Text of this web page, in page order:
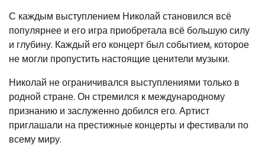
С каждым выступлением Николай становился всё
популярнее и его игра приобретала всё большую силу
и глубину. Каждый его концерт был событием, которое
не могли пропустить настоящие ценители музыки.
Николай не ограничивался выступлениями только в
родной стране. Он стремился к международному
признанию и заслуженно добился его. Артист
приглашали на престижные концерты и фестивали по
всему миру.